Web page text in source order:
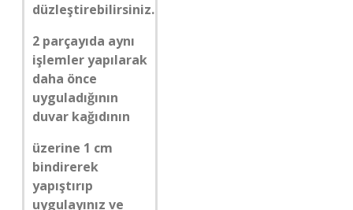
düzleştirebilirsiniz.
2 parçayıda aynı
işlemler yapılarak
daha önce
uyguladığının
duvar kağıdının
üzerine 1 cm
bindirerek
yapıştırıp
uygulayınız ve